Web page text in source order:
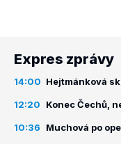
Expres zprávy
14:00 Hejtmánková
12:20 Konec Čechů,
10:36 Muchová po